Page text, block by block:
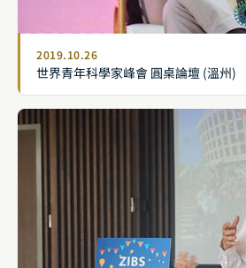
2019.10.26
世界青年科學家峰會 圓桌論壇 (溫州)